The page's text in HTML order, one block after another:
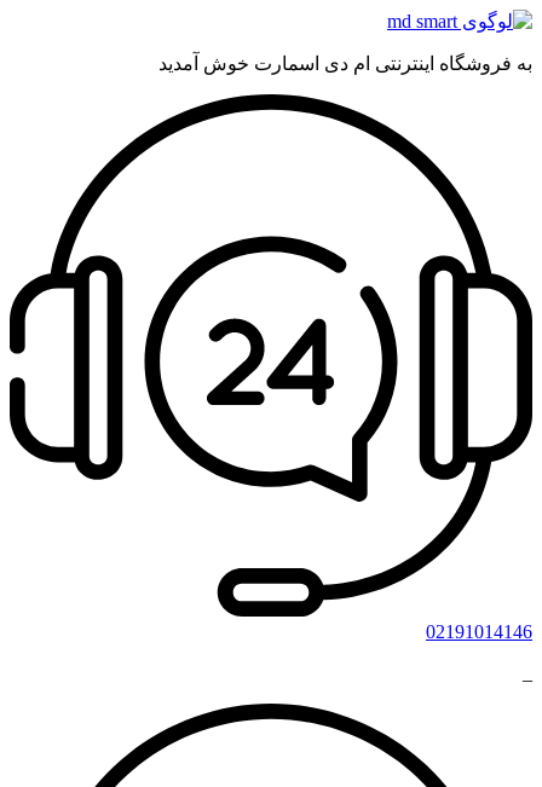
به فروشگاه اینترنتی ام دی اسمارت خوش آمدید
02191014146